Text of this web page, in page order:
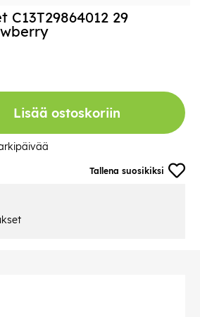
Tallena suosikiksi
C13T29864012 29
Lisää ostoskoriin